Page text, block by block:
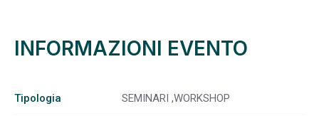
INFORMAZIONI EVENTO
Tipologia SEMINARI ,WORKSHOP